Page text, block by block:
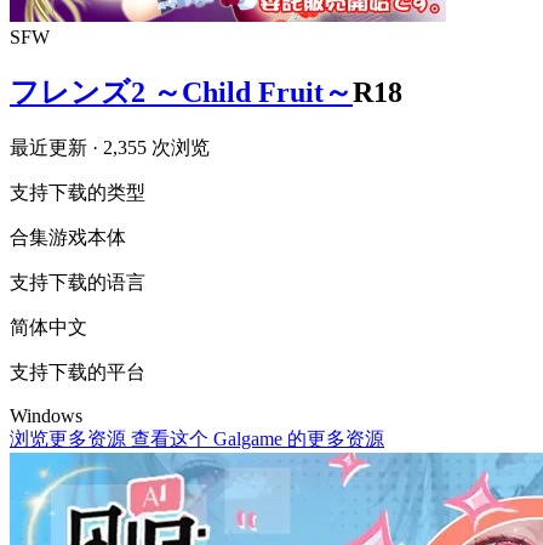
SFW
フレンズ2 ～Child Fruit～R18
最近更新 · 2,355 次浏览
支持下载的类型
合集游戏本体
支持下载的语言
简体中文
支持下载的平台
Windows
浏览更多资源 查看这个 Galgame 的更多资源